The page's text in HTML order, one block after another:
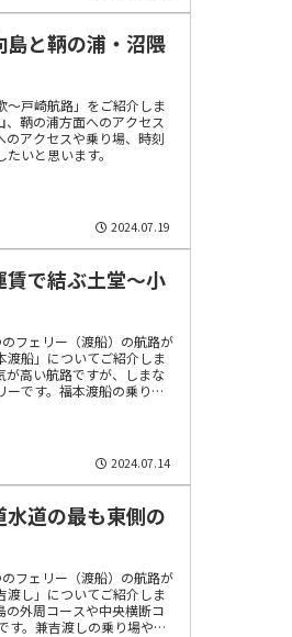
島と鞆の浦・沼隈
～戸崎航路」をご紹介しま
鞆の浦方面へのアクセス
のアクセスや乗り場、時刻
いと思います。
2024.07.19
賃で結ぶ土堂～小
フェリー（渡船）の航路が
渡船」についてご紹介しま
が高い航路ですが、しまな
です。福本渡船の乗り場
2024.07.14
水道の最も東側の
フェリー（渡船）の航路が
渡し」についてご紹介しま
の外周コースや中央横断コ
す。兼吉渡しの乗り場や運